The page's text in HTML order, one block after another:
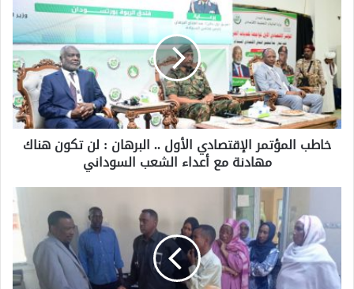
خاطب المؤتمر الإقتصادي الأول .. البرهان : لن تكون هناك
مهادنة مع أعداء الشعب السوداني